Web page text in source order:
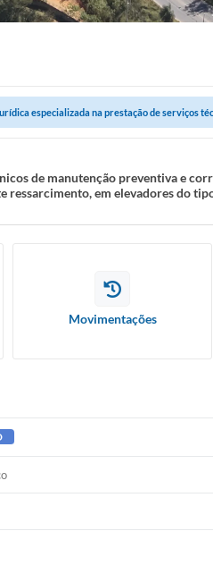
especializada na prestação de serviços
de manutenção preventiva e
em elevadores do
Movimentações